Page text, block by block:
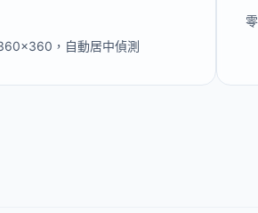
，自動居中偵測